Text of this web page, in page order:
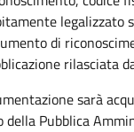
legalizzato
di
rilasciata
sarà
della Pubblica